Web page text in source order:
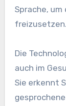
Sprache,
freizusetzen.
Die
auch im
Sie erkennt